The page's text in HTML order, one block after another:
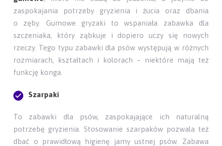
zaspokajania potrzeby gryzienia i żucia oraz dbania
o zęby. Gumowe gryzaki to wspaniała zabawka dla
szczeniaka, który ząbkuje i dopiero uczy się nowych
rzeczy. Tego typu zabawki dla psów występują w różnych
rozmiarach, kształtach i kolorach – niektóre mają też
funkcję konga.
Szarpaki
To zabawki dla psów, zaspokajające ich naturalną
potrzebę gryzienia. Stosowanie szarpaków pozwala też
dbać o prawidłową higienę jamy ustnej psów. Zabawa